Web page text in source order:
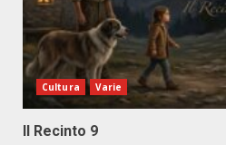
Cultura Varie
Il Recinto 9